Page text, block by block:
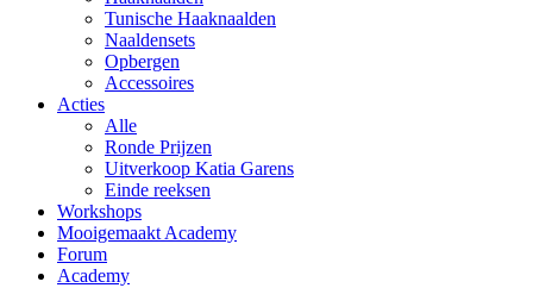
Tunische Haaknaalden
Naaldensets
Opbergen
Accessoires
Acties
Alle
Ronde Prijzen
Uitverkoop Katia Garens
Einde reeksen
Workshops
Mooigemaakt Academy
Forum
Academy